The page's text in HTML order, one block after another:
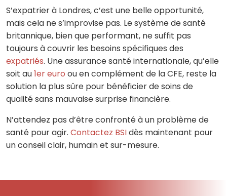
S’expatrier à Londres, c’est une belle opportunité,
mais cela ne s’improvise pas. Le système de santé
britannique, bien que performant, ne suffit pas
toujours à couvrir les besoins spécifiques des
expatriés. Une assurance santé internationale, qu’elle
soit au1er euro ou en complément de la CFE, reste la
solution la plus sûre pour bénéficier de soins de
qualité sans mauvaise surprise financière.
N’attendez pas d’être confronté à un problème de
santé pour agir. Contactez BSIdès maintenant pour
un conseil clair, humain et sur-mesure.